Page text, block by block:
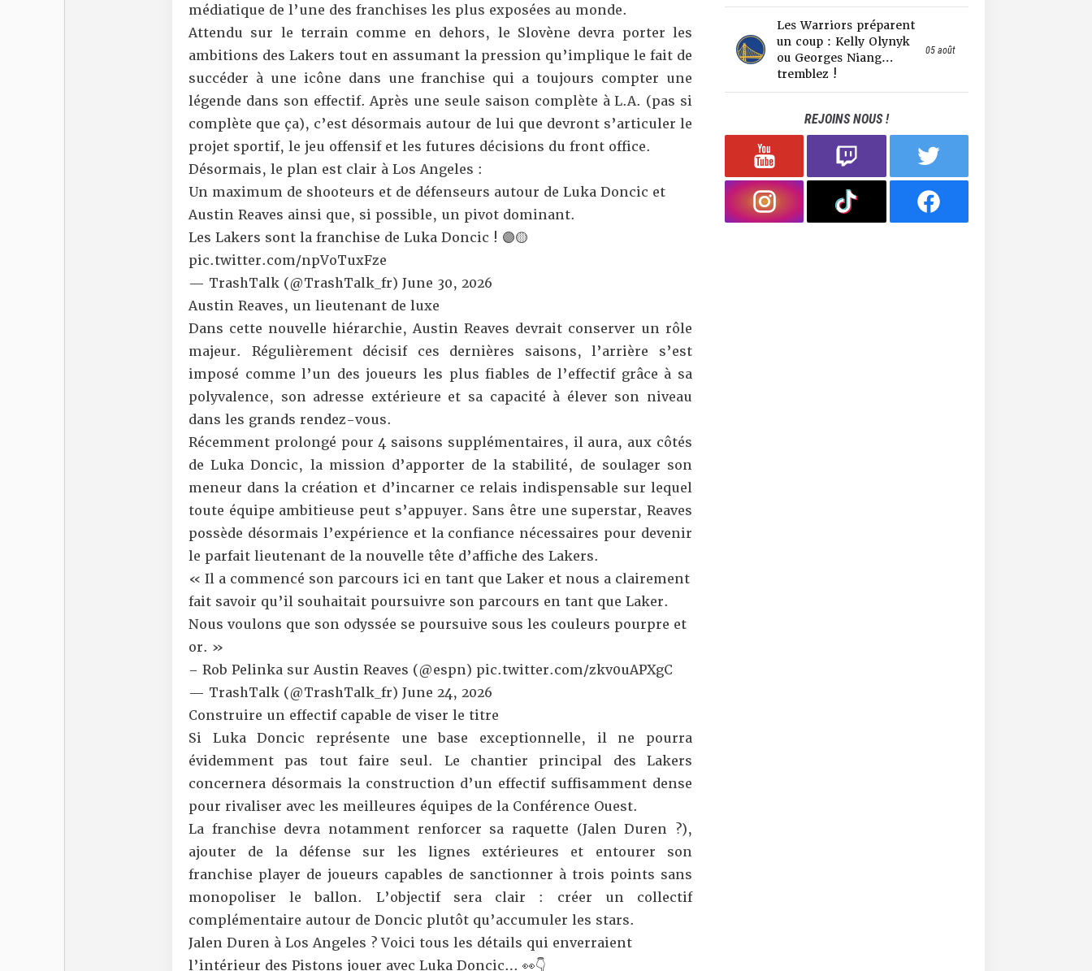
médiatique de l’une des franchises les plus exposées au monde.
Attendu sur le terrain comme en dehors, le Slovène devra porter les
ambitions des Lakers tout en assumant la pression qu’implique le fait de
succéder à une icône dans une franchise qui a toujours compter une
légende dans son effectif. Après une seule saison complète à L.A. (pas si
complète que ça), c’est désormais autour de lui que devront s’articuler le
projet sportif, le jeu offensif et les futures décisions du front office.
Désormais, le plan est clair à Los Angeles :
Un maximum de shooteurs et de défenseurs autour de Luka Doncic et
Austin Reaves ainsi que, si possible, un pivot dominant.
Les Lakers sont la franchise de Luka Doncic ! 🟣🟡
pic.twitter.com/npVoTuxFze
— TrashTalk (@TrashTalk_fr) June 30, 2026
Austin Reaves, un lieutenant de luxe
Dans cette nouvelle hiérarchie, Austin Reaves devrait conserver un rôle
majeur. Régulièrement décisif ces dernières saisons, l’arrière s’est
imposé comme l’un des joueurs les plus fiables de l’effectif grâce à sa
polyvalence, son adresse extérieure et sa capacité à élever son niveau
dans les grands rendez-vous.
Récemment prolongé pour 4 saisons supplémentaires, il aura, aux côtés
de Luka Doncic, la mission d’apporter de la stabilité, de soulager son
meneur dans la création et d’incarner ce relais indispensable sur lequel
toute équipe ambitieuse peut s’appuyer. Sans être une superstar, Reaves
possède désormais l’expérience et la confiance nécessaires pour devenir
le parfait lieutenant de la nouvelle tête d’affiche des Lakers.
« Il a commencé son parcours ici en tant que Laker et nous a clairement
fait savoir qu’il souhaitait poursuivre son parcours en tant que Laker.
Nous voulons que son odyssée se poursuive sous les couleurs pourpre et
or. »
– Rob Pelinka sur Austin Reaves (@espn) pic.twitter.com/zkv0uAPXgC
— TrashTalk (@TrashTalk_fr) June 24, 2026
Construire un effectif capable de viser le titre
Si Luka Doncic représente une base exceptionnelle, il ne pourra
évidemment pas tout faire seul. Le chantier principal des Lakers
concernera désormais la construction d’un effectif suffisamment dense
pour rivaliser avec les meilleures équipes de la Conférence Ouest.
La franchise devra notamment renforcer sa raquette (Jalen Duren ?),
ajouter de la défense sur les lignes extérieures et entourer son
franchise player de joueurs capables de sanctionner à trois points sans
monopoliser le ballon. L’objectif sera clair : créer un collectif
complémentaire autour de Doncic plutôt qu’accumuler les stars.
Jalen Duren à Los Angeles ? Voici tous les détails qui enverraient
l’intérieur des Pistons jouer avec Luka Doncic… 👀👇
Les Warriors préparent
un coup : Kelly Olynyk
ou Georges Niang…
tremblez !
05 août
REJOINS NOUS !